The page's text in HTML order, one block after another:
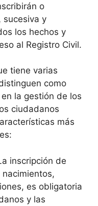
o
sucesiva y
los hechos y
al Registro Civil.
tiene varias
como
la gestión de los
ciudadanos
más
inscripción de
es obligatoria
y las